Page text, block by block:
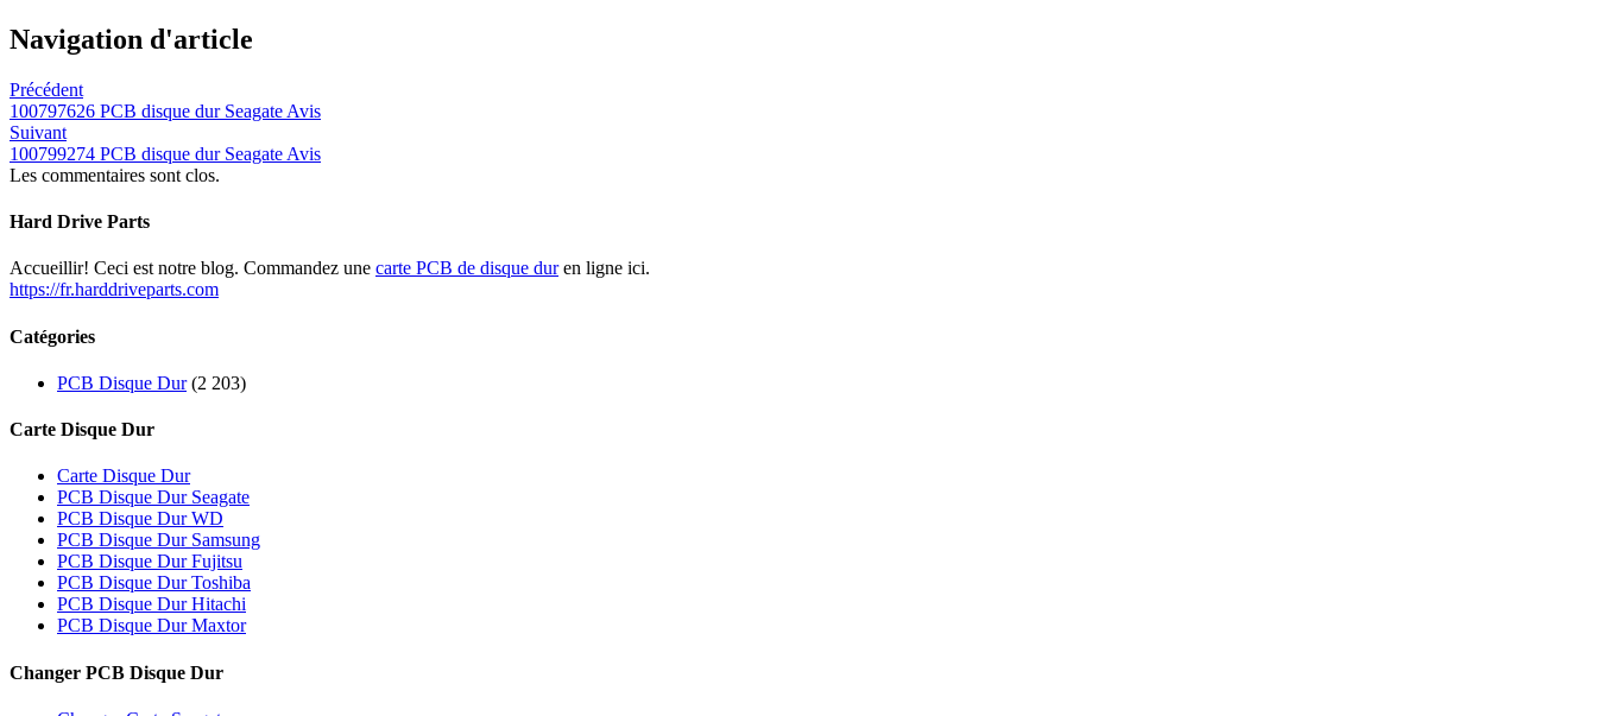
Navigation d'article
Précédent
100797626 PCB disque dur Seagate Avis
Suivant
100799274 PCB disque dur Seagate Avis
Les commentaires sont clos.
Hard Drive Parts
Accueillir! Ceci est notre blog. Commandez une carte PCB de disque duren ligne ici.
https://fr.harddriveparts.com
Catégories
PCB Disque Dur(2 203)
Carte Disque Dur
Carte Disque Dur
PCB Disque Dur Seagate
PCB Disque Dur WD
PCB Disque Dur Samsung
PCB Disque Dur Fujitsu
PCB Disque Dur Toshiba
PCB Disque Dur Hitachi
PCB Disque Dur Maxtor
Changer PCB Disque Dur